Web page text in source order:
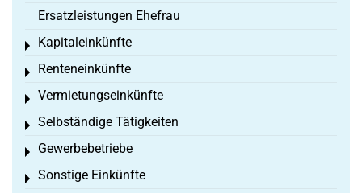
Ersatzleistungen Ehefrau
Kapitaleinkünfte
Toggle menu
Renteneinkünfte
Toggle menu
Vermietungseinkünfte
Toggle menu
Selbständige Tätigkeiten
Toggle menu
Gewerbebetriebe
Toggle menu
Sonstige Einkünfte
Toggle menu